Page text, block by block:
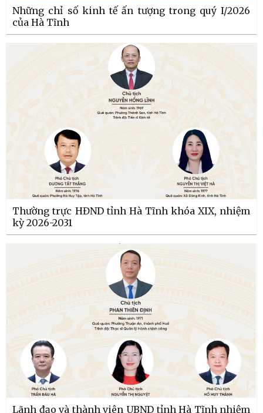
Những chỉ số kinh tế ấn tượng trong quý I/2026
của Hà Tĩnh
Thường trực HĐND tỉnh Hà Tĩnh khóa XIX, nhiệm
kỳ 2026-2031
Lãnh đạo và thành viên UBND tỉnh Hà Tĩnh nhiệm